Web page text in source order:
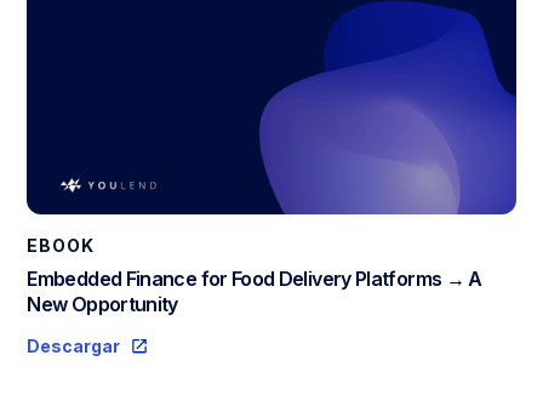
EBOOK
Embedded Finance for Food Delivery Platforms → A
New Opportunity
Descargar